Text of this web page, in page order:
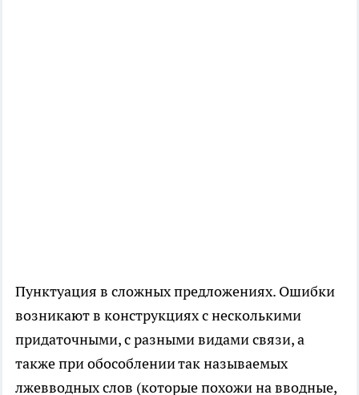
Пунктуация в сложных предложениях. Ошибки
возникают в конструкциях с несколькими
придаточными, с разными видами связи, а
также при обособлении так называемых
лжевводных слов (которые похожи на вводные,